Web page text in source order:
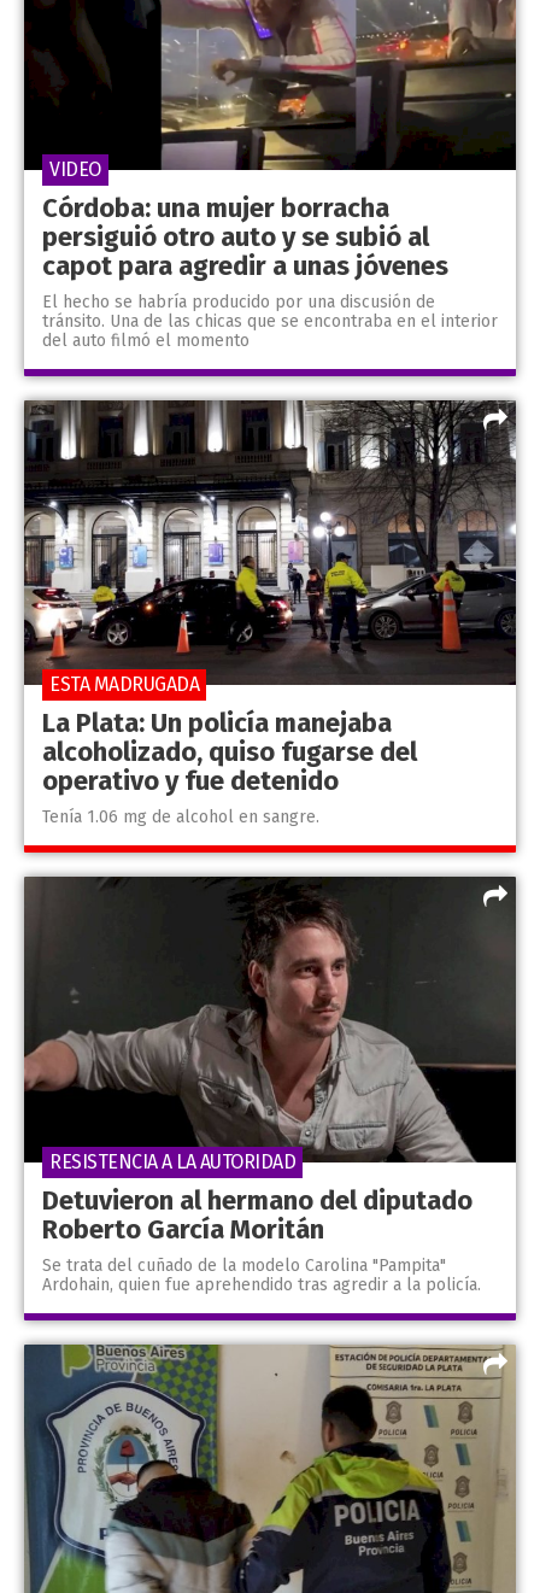
Córdoba: una mujer borracha
persiguió otro auto y se subió al
capot para agredir a unas jóvenes
El hecho se habría producido por una discusión de
tránsito. Una de las chicas que se encontraba en el interior
del auto filmó el momento
VIDEO
La Plata: Un policía manejaba
alcoholizado, quiso fugarse del
operativo y fue detenido
Tenía 1.06 mg de alcohol en sangre.
ESTA MADRUGADA
Detuvieron al hermano del diputado
Roberto García Moritán
Se trata del cuñado de la modelo Carolina "Pampita"
Ardohain, quien fue aprehendido tras agredir a la policía.
RESISTENCIA A LA AUTORIDAD